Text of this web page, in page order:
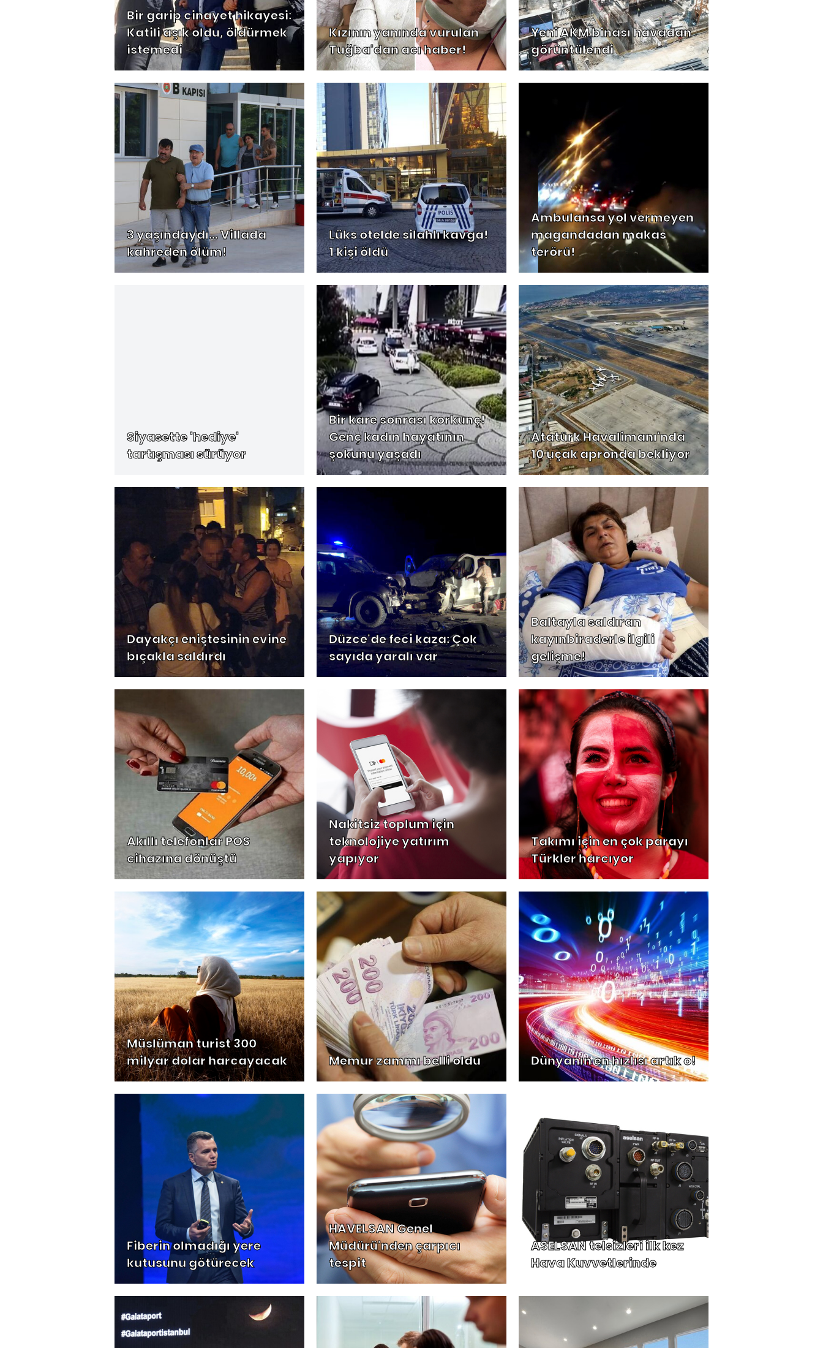
Bir garip cinayet hikayesi:
Katili aşık oldu, öldürmek
istemedi
Kızının yanında vurulan
Tuğba'dan acı haber!
Yeni AKM binası havadan
görüntülendi
3 yaşındaydı... Villada
kahreden ölüm!
Lüks otelde silahlı kavga!
1 kişi öldü
Ambulansa yol vermeyen
magandadan makas
terörü!
Siyasette 'hediye'
tartışması sürüyor
Bir kare sonrası korkunç!
Genç kadın hayatının
şokunu yaşadı
Atatürk Havalimanı'nda
10 uçak apronda bekliyor
Dayakçı eniştesinin evine
bıçakla saldırdı
Düzce'de feci kaza: Çok
sayıda yaralı var
Baltayla saldıran
kayınbiraderle ilgili
gelişme!
Akıllı telefonlar POS
cihazına dönüştü
Nakitsiz toplum için
teknolojiye yatırım
yapıyor
Takımı için en çok parayı
Türkler harcıyor
Müslüman turist 300
milyar dolar harcayacak
Memur zammı belli oldu Dünyanın en hızlısı artık o!
Fiberin olmadığı yere
kutusunu götürecek
HAVELSAN Genel
Müdürü'nden çarpıcı
tespit
ASELSAN telsizleri ilk kez
Hava Kuvvetlerinde